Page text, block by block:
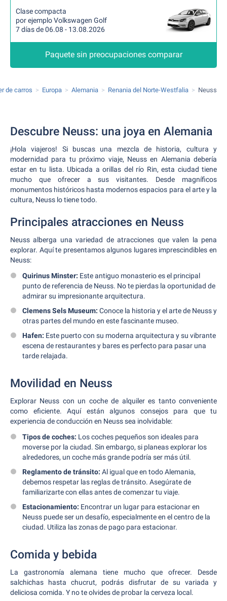
Clase compacta
por ejemplo Volkswagen Golf
7 días de 06.08 - 13.08.2026
Paquete sin preocupaciones comparar
de carros Europa Alemania Renania del Norte-Westfalia Neuss
Descubre Neuss: una joya en Alemania
¡Hola viajeros! Si buscas una mezcla de historia, cultura y
modernidad para tu próximo viaje, Neuss en Alemania debería
estar en tu lista. Ubicada a orillas del río Rin, esta ciudad tiene
mucho que ofrecer a sus visitantes. Desde magníficos
monumentos históricos hasta modernos espacios para el arte y la
cultura, Neuss lo tiene todo.
Principales atracciones en Neuss
Neuss alberga una variedad de atracciones que valen la pena
explorar. Aquí te presentamos algunos lugares imprescindibles en
Neuss:
Quirinus Minster: Este antiguo monasterio es el principal
punto de referencia de Neuss. No te pierdas la oportunidad de
admirar su impresionante arquitectura.
Clemens Sels Museum: Conoce la historia y el arte de Neuss y
otras partes del mundo en este fascinante museo.
Hafen: Este puerto con su moderna arquitectura y su vibrante
escena de restaurantes y bares es perfecto para pasar una
tarde relajada.
Movilidad en Neuss
Explorar Neuss con un coche de alquiler es tanto conveniente
como eficiente. Aquí están algunos consejos para que tu
experiencia de conducción en Neuss sea inolvidable:
Tipos de coches: Los coches pequeños son ideales para
moverse por la ciudad. Sin embargo, si planeas explorar los
alrededores, un coche más grande podría ser más útil.
Reglamento de tránsito: Al igual que en todo Alemania,
debemos respetar las reglas de tránsito. Asegúrate de
familiarizarte con ellas antes de comenzar tu viaje.
Estacionamiento: Encontrar un lugar para estacionar en
Neuss puede ser un desafío, especialmente en el centro de la
ciudad. Utiliza las zonas de pago para estacionar.
Comida y bebida
La gastronomía alemana tiene mucho que ofrecer. Desde
salchichas hasta chucrut, podrás disfrutar de su variada y
deliciosa comida. Y no te olvides de probar la cerveza local.